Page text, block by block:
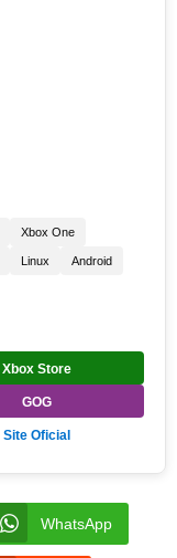
Xbox One
Linux Android
Xbox Store
GOG
Site Oficial
WhatsApp